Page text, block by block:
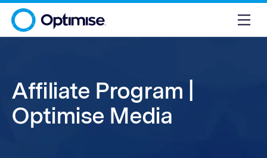
Affiliate Program |
Optimise Media